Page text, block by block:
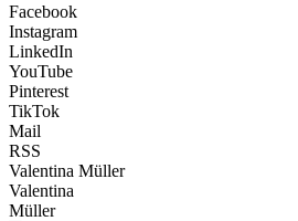
Facebook
Instagram
LinkedIn
YouTube
Pinterest
TikTok
Mail
RSS
Valentina Müller
Valentina
Müller